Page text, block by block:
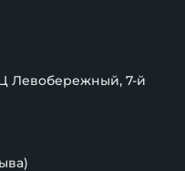
Левобережный, 7-й